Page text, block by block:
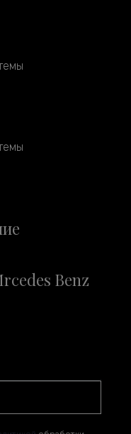
Benz